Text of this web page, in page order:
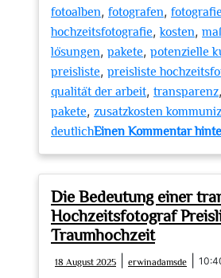
fotoalben, fotografen,
hochzeitsfotografie,kosten,
lösungen, pakete, potenzielle
preisliste, preisliste
qualität der arbeit, transparenz,
pakete, zusatzkosten
deutlichEinen Kommentar
Die Bedeutung einer
Hochzeitsfotograf
Traumhochzeit
18 August 2025
August
erwinadamsde